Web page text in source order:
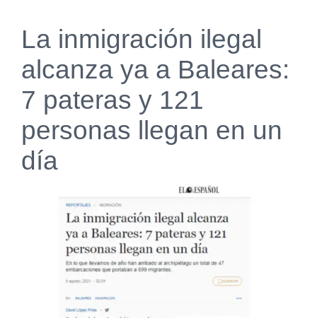
La inmigración ilegal
alcanza ya a Baleares:
7 pateras y 121
personas llegan en un
día
imagen
grande